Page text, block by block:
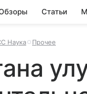
Статьи
Наука Прочее